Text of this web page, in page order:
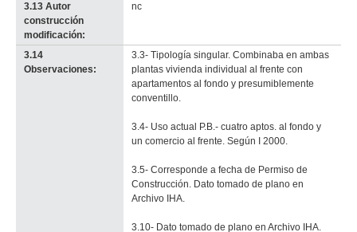
3.13 Autor
construcción
modificación:
nc
3.14
Observaciones:
3.3- Tipología singular. Combinaba en ambas
plantas vivienda individual al frente con
apartamentos al fondo y presumiblemente
conventillo.
3.4- Uso actual P.B.- cuatro aptos. al fondo y
un comercio al frente. Según I 2000.
3.5- Corresponde a fecha de Permiso de
Construcción. Dato tomado de plano en
Archivo IHA.
3.10- Dato tomado de plano en Archivo IHA.